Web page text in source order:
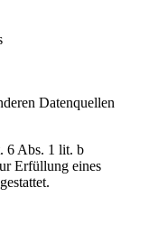
Datenquellen
6 Abs. 1 lit. b
Erfüllung eines